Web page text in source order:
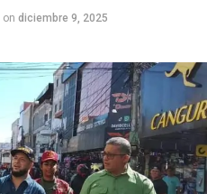
on diciembre 9, 2025